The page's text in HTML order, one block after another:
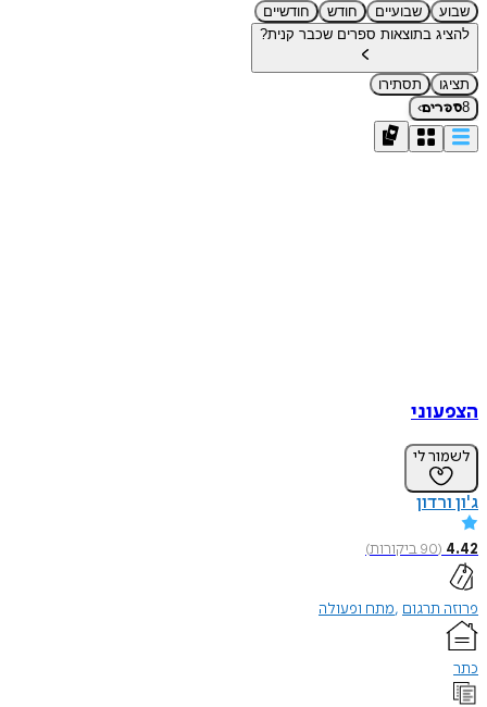
שבוע שבועיים חודש
חודשיים
להציג בתוצאות ספרים שכבר קנית?
תציגו
תסתירו
8ספרים›
הצפעוני
לשמור לי
ג'ון ורדון
4.42
(
90ביקורות)
פרוזה תרגום מתח ופעולה
כתר